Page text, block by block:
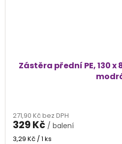
Zástěra přední PE, 130 x
271,90 Kč bez DPH
329 Kč / balení
Měrná
3,29 Kč / 1 ks